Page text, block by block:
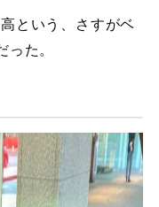
という、さすがベ
った。